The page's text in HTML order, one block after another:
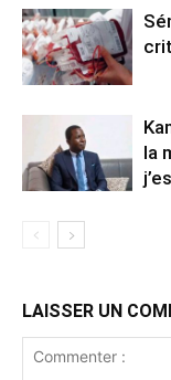
la
LAISSER UN